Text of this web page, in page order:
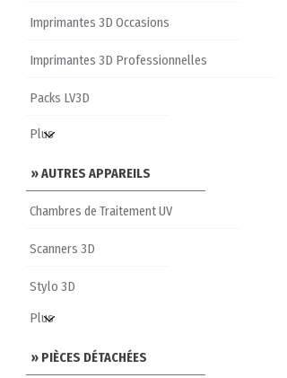
Imprimantes 3D Occasions
Imprimantes 3D Professionnelles
Packs LV3D
» AUTRES APPAREILS
Chambres de Traitement UV
Scanners 3D
Stylo 3D
» PIÈCES DÉTACHÉES